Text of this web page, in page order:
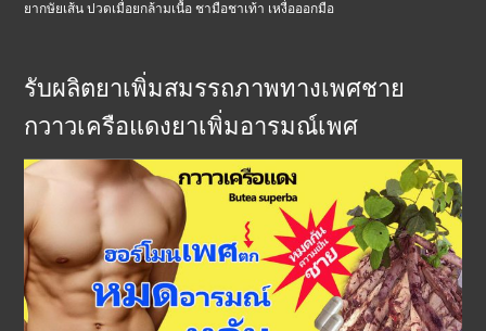
ยากษัยเส้น ปวดเมื่อยกล้ามเนื้อ ชามือชาเท้า เหงื่อออกมือ
รับผลิตยาเพิ่มสมรรถภาพทางเพศชาย
กวาวเครือแดงยาเพิ่มอารมณ์เพศ